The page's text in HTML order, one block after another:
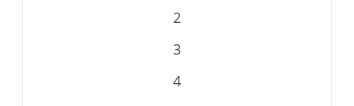
2
3
4